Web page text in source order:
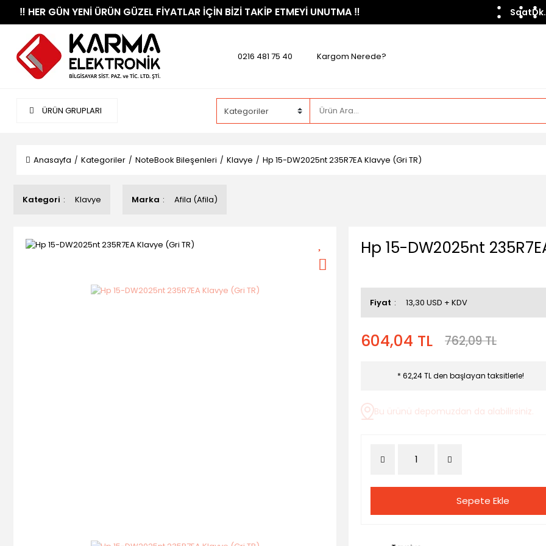
​‼️​ HER GÜN YENİ ÜRÜN GÜZEL FİYATLAR İÇİN BİZİ TAKİP ETMEYİ UNUTMA ​‼️​ SaatDk.
0216 481 75 40 Kargom Nerede?
ÜRÜN GRUPLARI
Anasayfa Kategoriler NoteBook Bileşenleri Klavye Hp 15-DW2025nt 235R7EA Klavye (Gri TR)
Kategori Klavye Marka Afila (Afila)
Hp 15-DW2025nt
Fiyat 13,30 USD + KDV
604,04 TL 762,09 TL
* 62,24 TL den başlayan taksitlerle!
Bu ürünü depomuzdan da alabilirsiniz.
Sepete Ekle